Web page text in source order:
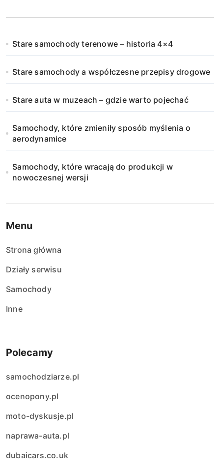
Stare samochody terenowe – historia 4×4
Stare samochody a współczesne przepisy drogowe
Stare auta w muzeach – gdzie warto pojechać
Samochody, które zmieniły sposób myślenia o
aerodynamice
Samochody, które wracają do produkcji w
nowoczesnej wersji
Menu
Strona główna
Działy serwisu
Samochody
Inne
Polecamy
samochodziarze.pl
ocenopony.pl
moto-dyskusje.pl
naprawa-auta.pl
dubaicars.co.uk